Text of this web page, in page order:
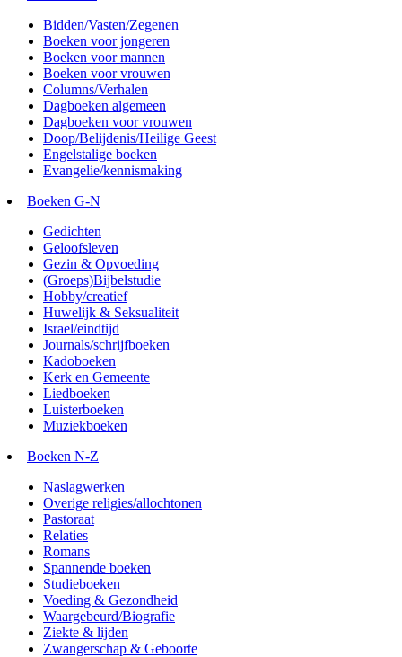
Bidden/Vasten/Zegenen
Boeken voor jongeren
Boeken voor mannen
Boeken voor vrouwen
Columns/Verhalen
Dagboeken algemeen
Dagboeken voor vrouwen
Doop/Belijdenis/Heilige Geest
Engelstalige boeken
Evangelie/kennismaking
Boeken G-N
Gedichten
Geloofsleven
Gezin & Opvoeding
(Groeps)Bijbelstudie
Hobby/creatief
Huwelijk & Seksualiteit
Israel/eindtijd
Journals/schrijfboeken
Kadoboeken
Kerk en Gemeente
Liedboeken
Luisterboeken
Muziekboeken
Boeken N-Z
Naslagwerken
Overige religies/allochtonen
Pastoraat
Relaties
Romans
Spannende boeken
Studieboeken
Voeding & Gezondheid
Waargebeurd/Biografie
Ziekte & lijden
Zwangerschap & Geboorte